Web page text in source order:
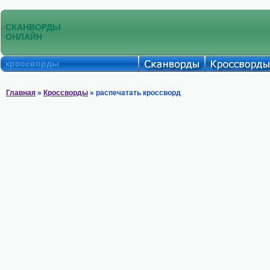
СКАНВОРДЫ
ОНЛАЙН
кроссворды
Главная » Кроссворды » распечатать кроссворд